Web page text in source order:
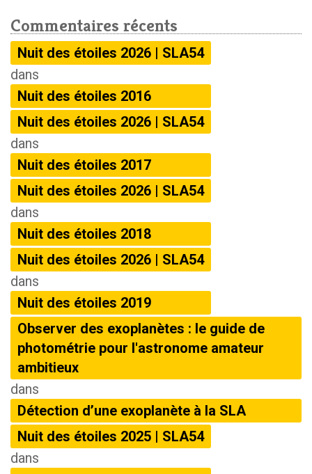
Commentaires récents
Nuit des étoiles 2026 | SLA54
dans
Nuit des étoiles 2016
Nuit des étoiles 2026 | SLA54
dans
Nuit des étoiles 2017
Nuit des étoiles 2026 | SLA54
dans
Nuit des étoiles 2018
Nuit des étoiles 2026 | SLA54
dans
Nuit des étoiles 2019
Observer des exoplanètes : le guide de
photométrie pour l'astronome amateur
ambitieux
dans
Détection d’une exoplanète à la SLA
Nuit des étoiles 2025 | SLA54
dans